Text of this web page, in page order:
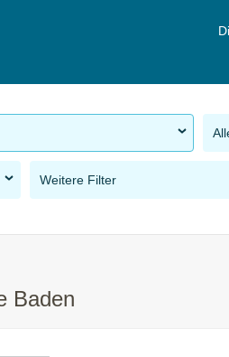
Weitere Filter
Baden